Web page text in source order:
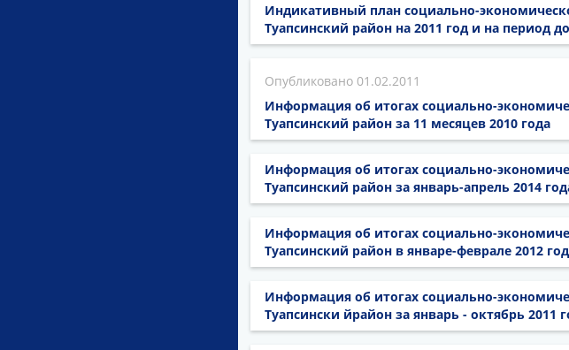
Индикативный план социально-
Туапсинский район на 2011 год и на период
01.02.2011
Информация об итогах социально-
Туапсинский район за 11 месяцев 2010 года
Информация об итогах социально-
Туапсинский район за январь-апрель 2014
Информация об итогах социально-
Туапсинский район в январе-феврале 2012
Информация об итогах социально-
Туапсински йрайон за январь - октябрь 2011